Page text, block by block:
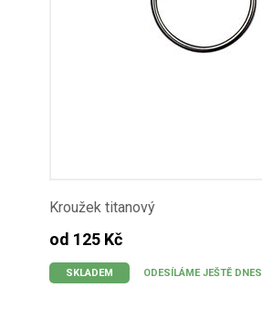
Kroužek titanový
od 125 Kč
SKLADEM ODESÍLÁME JEŠTĚ DNES